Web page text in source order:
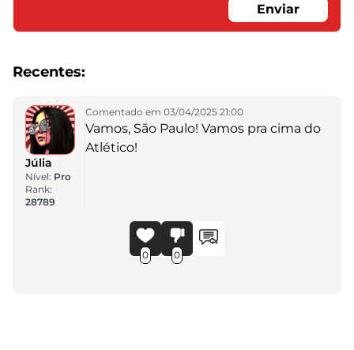
Enviar
Recentes:
Júlia
Nível: Pro
Rank:
28789
Comentado em 03/04/2025 21:00
Vamos, São Paulo! Vamos pra cima do
Atlético!
0 0